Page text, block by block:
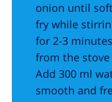
onion until
fry while
for 2-3
from the
Add 300 ml
smooth and